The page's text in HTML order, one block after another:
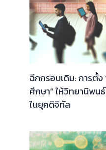
ฉีกกรอบเดิม: การตั้ง
ศึกษา” ให้วิทยานิพ
ในยุคดิจิทัล